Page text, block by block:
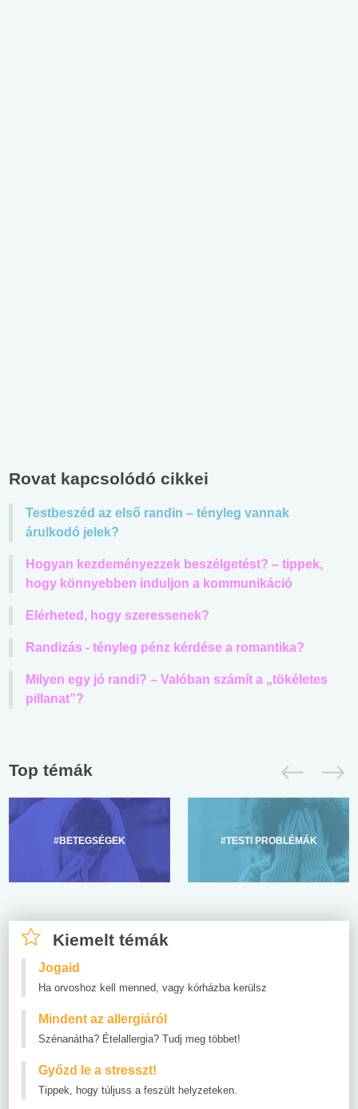
Rovat kapcsolódó cikkei
Testbeszéd az első randin – tényleg vannak
árulkodó jelek?
Hogyan kezdeményezzek beszélgetést? – tippek,
hogy könnyebben induljon a kommunikáció
Elérheted, hogy szeressenek?
Randizás - tényleg pénz kérdése a romantika?
Milyen egy jó randi? – Valóban számít a „tökéletes
pillanat”?
Top témák
#BETEGSÉGEK #TESTI PROBLÉMÁK
Kiemelt témák
Jogaid
Ha orvoshoz kell menned, vagy kórházba kerülsz
Mindent az allergiáról
Szénanátha? Ételallergia? Tudj meg többet!
Győzd le a stresszt!
Tippek, hogy túljuss a feszült helyzeteken.